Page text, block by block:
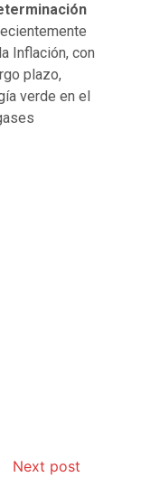
Inflación, con
plazo,
verde en el
Next post